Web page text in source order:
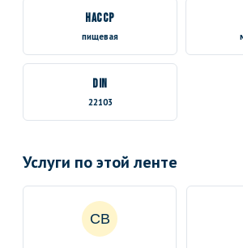
HACCP
пищевая
DIN
22103
Услуги по этой ленте
СВ